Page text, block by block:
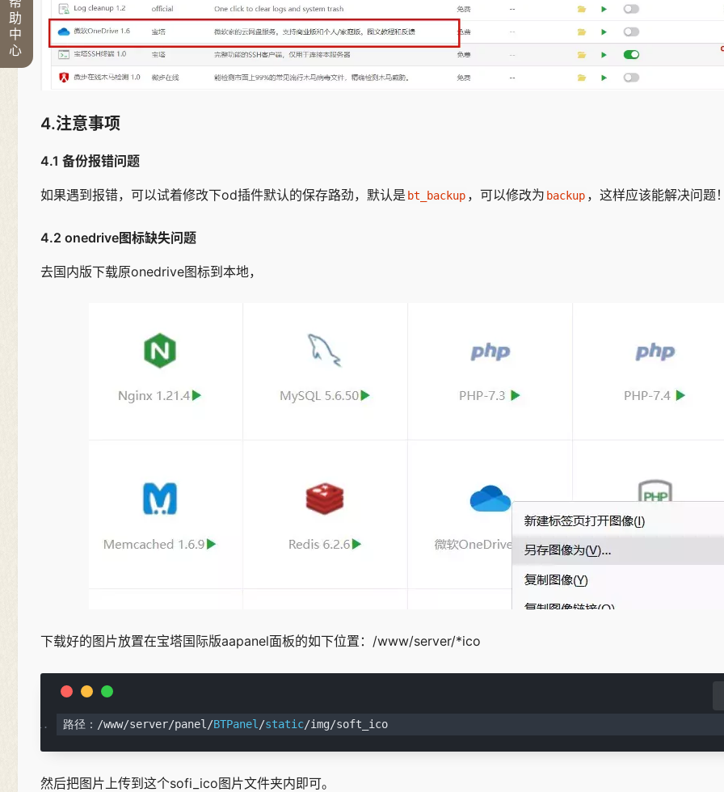
助
中
心
4.注意事项
4.1 备份报错问题
如果遇到报错，可以试着修改下od插件默认的保存路劲，默认是 bt_backup ，可以修改为 backup ，这样应该能解决问题
4.2 onedrive图标缺失问题
去国内版下载原onedrive图标到本地，
下载好的图片放置在宝塔国际版aapanel面板的如下位置：/www/server/*ico
路径：/www/server/panel /BTPanel /static/img/soft_ico
然后把图片上传到这个sofi_ico图片文件夹内即可。